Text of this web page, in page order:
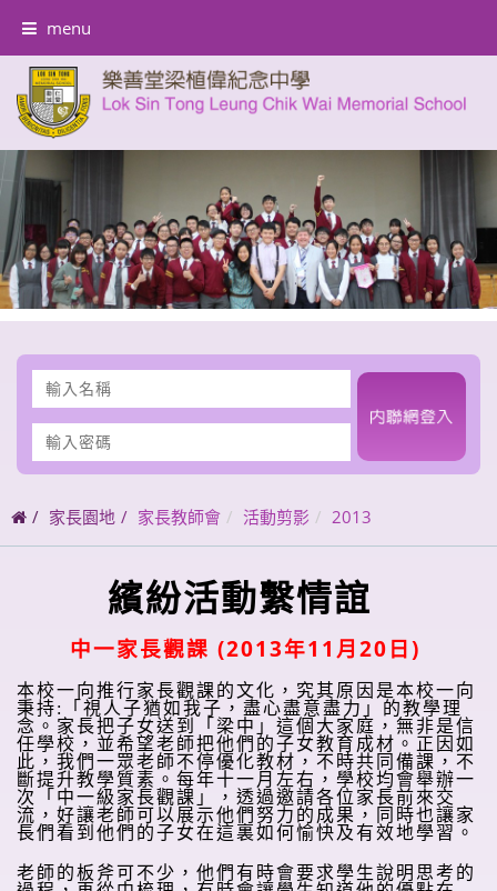
menu
輸
名
稱
輸
密
家長園地 家長教師會 活動剪影 2013
繽紛活動繫情誼
中一家長觀課 (2013年11 月 20 日 )
本校一向推行家長觀課的文化，究其原因是本校一向
秉持:「視人子猶如我子，盡心盡意盡力」的教學理
念。 家長把子女送到「梁中」這個大家庭，無非是信
任學校，並希望老師把他們的子女教育成材。正因如
此，我們一眾老師不停優化教材，不時共同備課，不
斷提升教學質素。 每年十一月左右，學校均會舉辦一
次「中一級家長觀課」，透過邀請各位家長前來交
流，好讓老師可以展示他們努力的成果，同時也讓家
長們看到他們的子女在這裏如何愉快及有效地學習。
老師的板斧可不少，他們有時會要求學生說明思考的